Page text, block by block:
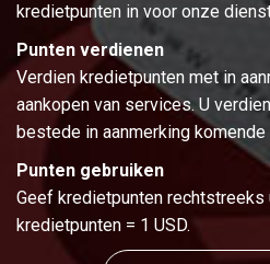
kredietpunten in voor onze
Punten verdienen
Verdien kredietpunten met in
aankopen van services. U
bestede in aanmerking komende
Punten gebruiken
Geef kredietpunten rechtstreeks
kredietpunten = 1 USD.